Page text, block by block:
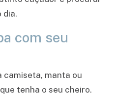
dia.
com seu
camiseta, manta ou
tenha o seu cheiro.